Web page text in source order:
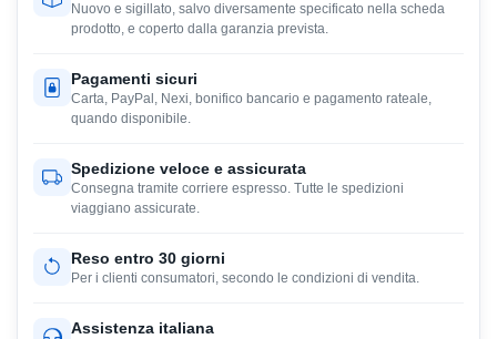
Nuovo e sigillato, salvo diversamente specificato nella scheda
prodotto, e coperto dalla garanzia prevista.
Pagamenti sicuri
Carta, PayPal, Nexi, bonifico bancario e pagamento rateale,
quando disponibile.
Spedizione veloce e assicurata
Consegna tramite corriere espresso. Tutte le spedizioni
viaggiano assicurate.
Reso entro 30 giorni
Per i clienti consumatori, secondo le condizioni di vendita.
Assistenza italiana